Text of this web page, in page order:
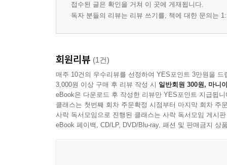
접수된 글은 확인을 거쳐 이 곳에 게재됩니다.
독자 분들의 리뷰는 리뷰 쓰기를, 책에 대한 문의는
회원리뷰 (1건)
매주 10건의 우수리뷰를 선정하여 YES포인트 3만원을 드
3,000원 이상 구매 후 리뷰 작성 시 일반회원 300원, 마니
eBook은 다운로드 후 작성한 리뷰만 YES포인트 지급됩니
클래스는 첫번째 회차 주문확정 시점부터 마지막 회차 주
사락 독서모임으로 진행된 클래스는 사락 독서모임 게시
eBook 페이백, CD/LP, DVD/Blu-ray, 패션 및 판매금지 상